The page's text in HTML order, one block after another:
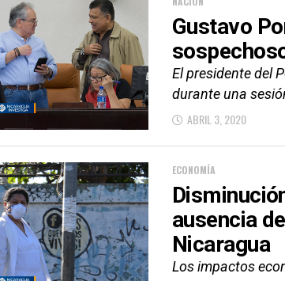
Gustavo
El presidente del
durante una
ABRIL 3, 2020
ECONOMÍA
ausencia
Nicaragua
Los impactos